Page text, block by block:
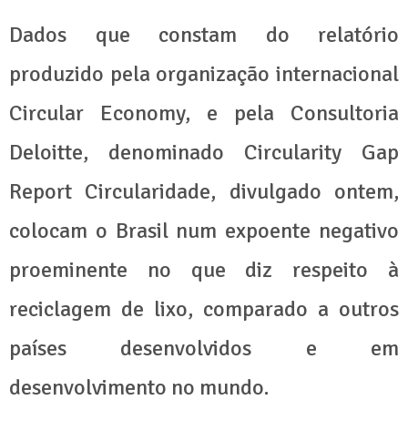
Dados que constam do relatório
produzido pela organização internacional
Circular Economy, e pela Consultoria
Deloitte, denominado Circularity Gap
Report Circularidade, divulgado ontem,
colocam o Brasil num expoente negativo
proeminente no que diz respeito à
reciclagem de lixo, comparado a outros
países desenvolvidos e em
desenvolvimento no mundo.